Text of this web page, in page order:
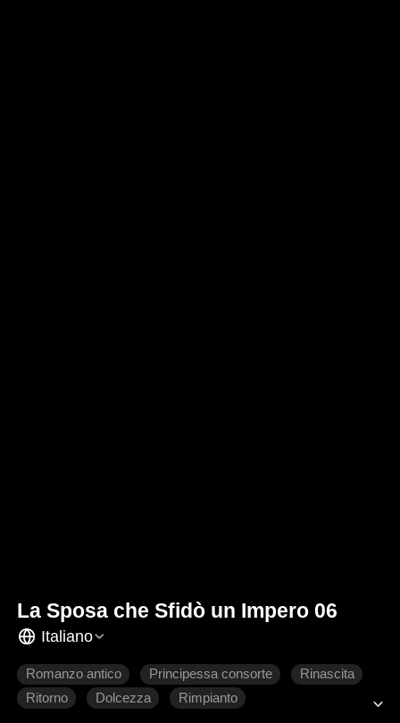
La Sposa che Sfidò un Impero 06
Italiano
Romanzo antico Principessa consorte
Rinascita
Ritorno
Dolcezza
Rimpianto